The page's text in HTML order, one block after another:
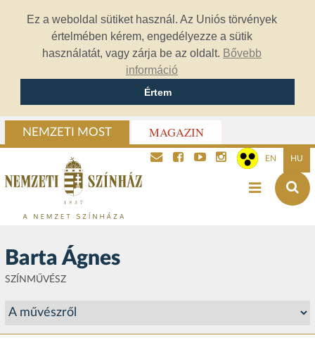
Ez a weboldal sütiket használ. Az Uniós törvények
értelmében kérem, engedélyezze a sütik
használatát, vagy zárja be az oldalt. Bővebb
információ
Értem
NEMZETI MOST MAGAZIN
EN HU
Barta Ágnes
SZÍNMŰVÉSZ